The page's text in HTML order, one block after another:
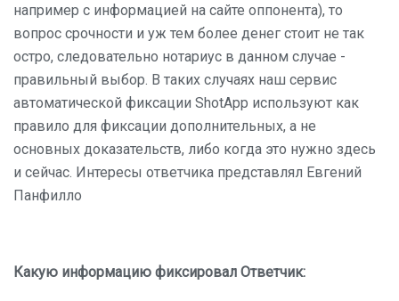
например с информацией на сайте оппонента), то
вопрос срочности и уж тем более денег стоит не так
остро, следовательно нотариус в данном случае -
правильный выбор. В таких случаях наш сервис
автоматической фиксации ShotApp используют как
правило для фиксации дополнительных, а не
основных доказательств, либо когда это нужно здесь
и сейчас. Интересы ответчика представлял Евгений
Панфилло
Какую информацию фиксировал Ответчик: